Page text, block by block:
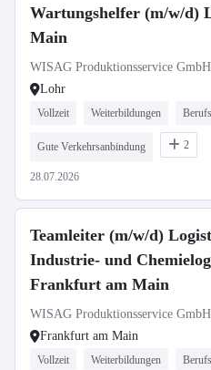
Wartungshelfer (m/w/d)
Main
WISAG Produktionsservice GmbH
Lohr
Vollzeit Weiterbildungen
Gute Verkehrsanbindung 2
28.07.2026
Teamleiter (m/w/d)
Industrie- und
Frankfurt am Main
WISAG Produktionsservice GmbH
Frankfurt am Main
Vollzeit Weiterbildungen